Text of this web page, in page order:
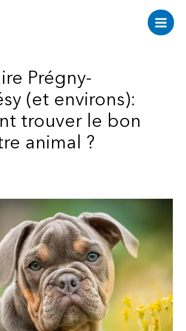
Main
Prégny-
(et environs):
trouver le bon
animal ?